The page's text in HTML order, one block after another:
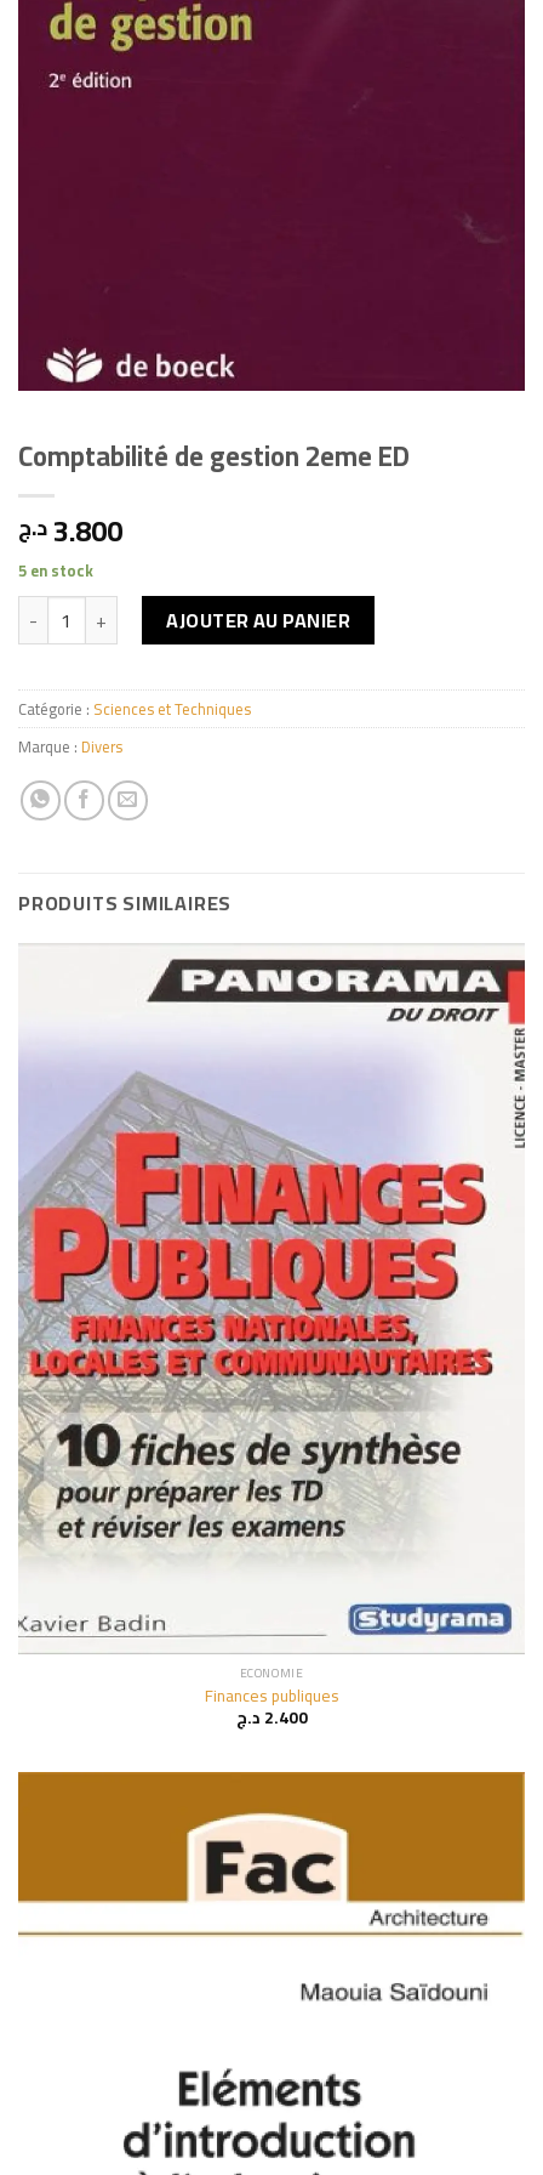
Comptabilité de gestion 2eme ED
3.800د.ج
5 en stock
quantité de Comptabilité de gestion 2eme ED
AJOUTER AU PANIER
Catégorie : Sciences et Techniques
Marque : Divers
PRODUITS SIMILAIRES
ECONOMIE
Finances publiques
2.400د.ج